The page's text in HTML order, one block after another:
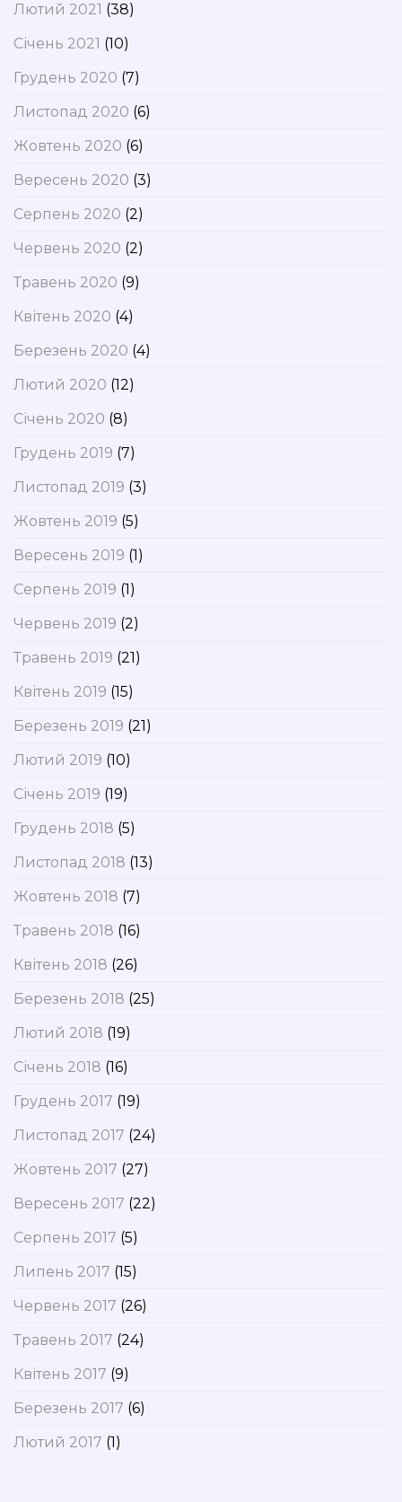
Лютий 2021 (38)
Січень 2021 (10)
Грудень 2020 (7)
Листопад 2020 (6)
Жовтень 2020 (6)
Вересень 2020 (3)
Серпень 2020 (2)
Червень 2020 (2)
Травень 2020 (9)
Квітень 2020 (4)
Березень 2020 (4)
Лютий 2020 (12)
Січень 2020 (8)
Грудень 2019 (7)
Листопад 2019 (3)
Жовтень 2019 (5)
Вересень 2019 (1)
Серпень 2019 (1)
Червень 2019 (2)
Травень 2019 (21)
Квітень 2019 (15)
Березень 2019 (21)
Лютий 2019 (10)
Січень 2019 (19)
Грудень 2018 (5)
Листопад 2018 (13)
Жовтень 2018 (7)
Травень 2018 (16)
Квітень 2018 (26)
Березень 2018 (25)
Лютий 2018 (19)
Січень 2018 (16)
Грудень 2017 (19)
Листопад 2017 (24)
Жовтень 2017 (27)
Вересень 2017 (22)
Серпень 2017 (5)
Липень 2017 (15)
Червень 2017 (26)
Травень 2017 (24)
Квітень 2017 (9)
Березень 2017 (6)
Лютий 2017 (1)